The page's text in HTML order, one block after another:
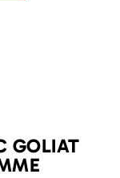
GOLIAT